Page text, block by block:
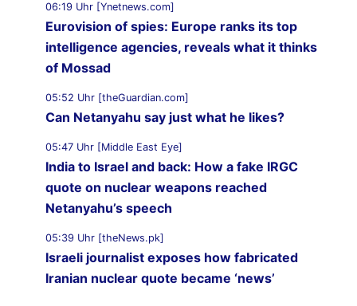
06:19 Uhr [Ynetnews.com]
Eurovision of spies: Europe ranks its top
intelligence agencies, reveals what it thinks
of Mossad
05:52 Uhr [theGuardian.com]
Can Netanyahu say just what he likes?
05:47 Uhr [Middle East Eye]
India to Israel and back: How a fake IRGC
quote on nuclear weapons reached
Netanyahu’s speech
05:39 Uhr [theNews.pk]
Israeli journalist exposes how fabricated
Iranian nuclear quote became ‘news’